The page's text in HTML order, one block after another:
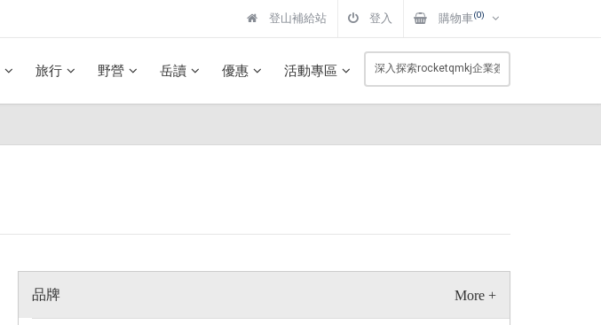
登山補給站 登入 購物車(0)
旅行 野營 岳讀 優惠 活動專區
品牌